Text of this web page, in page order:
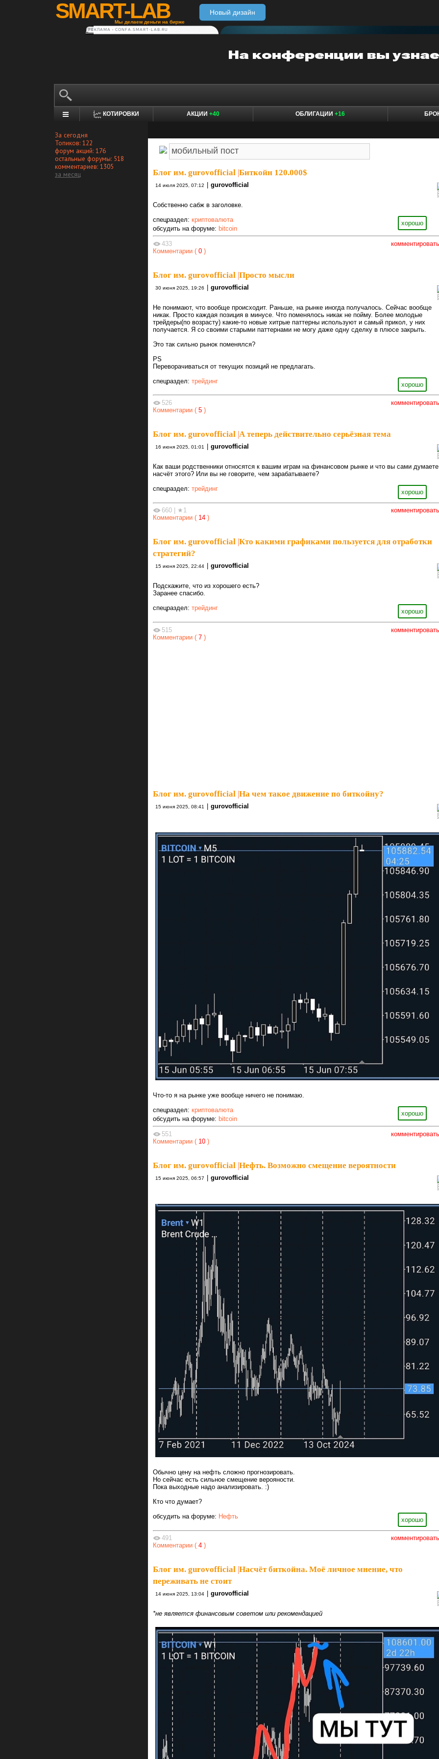
SMART-LAB
Мы делаем деньги на бирже
Новый дизайн
РЕКЛАМА • CONFA.SMART-LAB.RU
КОТИРОВКИ АКЦИИ +40 ОБЛИГАЦИИ +16
За сегодня
Топиков: 122
форум акций: 176
остальные форумы: 518
комментариев: 1305
за месяц
Блог им. gurovofficial Биткойн 120.000$
14 июля 2025, 07:12 gurovofficial
Собственно сабж в заголовке.
хорошо
спецраздел: криптовалюта
обсудить на форуме: bitcoin
комментировать
433
Комментарии ( 0 )
Блог им. gurovofficial |Просто мысли
30 июня 2025, 19:26 | gurovofficial
Не понимают, что вообще происходит. Раньше, на рынке иногда получалось. Сейчас вообще
никак. Просто каждая позиция в минусе. Что поменялось никак не пойму. Более молодые
трейдеры(по возрасту) какие-то новые хитрые паттерны используют и самый прикол, у них
получается. Я со своими старыми паттернами не могу даже одну сделку в плюсе закрыть.
Это так сильно рынок поменялся?
PS
Переворачиваться от текущих позиций не предлагать.
хорошо
спецраздел: трейдинг
комментировать
526
Комментарии ( 5 )
Блог им. gurovofficial |А теперь действительно серьёзная тема
16 июня 2025, 01:01 gurovofficial
Как ваши родственники относятся к вашим играм на финансовом рынке и что вы сами думаете
насчёт этого? Или вы не говорите, чем зарабатываете?
хорошо
спецраздел: трейдинг
комментировать
660
★1
Комментарии ( 14 )
Блог им. gurovofficial Кто какими графиками пользуется для отработки
стратегий?
15 июня 2025, 22:44 gurovofficial
Подскажите, что из хорошего есть?
Заранее спасибо.
хорошо
спецраздел: трейдинг
комментировать
515
Комментарии ( 7 )
Блог им. gurovofficial |На чем такое движение по биткойну?
15 июня 2025, 08:41 | gurovofficial
Что-то я на рынке уже вообще ничего не понимаю.
хорошо
спецраздел: криптовалюта
обсудить на форуме: bitcoin
комментировать
551
Комментарии ( 10 )
Блог им. gurovofficial |Нефть. Возможно смещение вероятности
15 июня 2025, 06:57 gurovofficial
Обычно цену на нефть сложно прогнозировать.
Но сейчас есть сильное смещение верояности.
Пока выходные надо анализировать. :)
Кто что думает?
хорошо
обсудить на форуме: Нефть
комментировать
491
Комментарии ( 4 )
Блог им. gurovofficial Насчёт биткойна. Моё личное мнение, что
переживать не стоит
14 июня 2025, 13:04 gurovofficial
*не является финансовым советом или рекомендацией